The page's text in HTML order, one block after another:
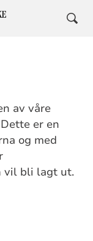
av våre
er en
og med
vil bli lagt ut.